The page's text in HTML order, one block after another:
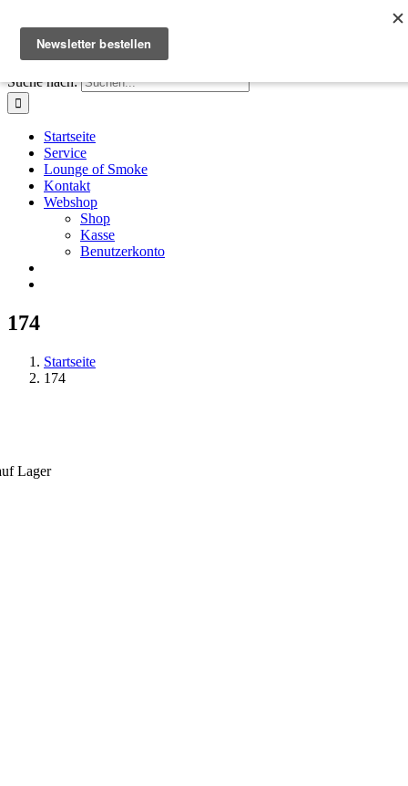
FacebookInstagramXE-Mail
+41 61 411 28 66|info@houseofsmoke.ch
Suche nach:
Startseite
Service
Lounge of Smoke
Kontakt
Webshop
Shop
Kasse
Benutzerkonto
174
Startseite
174
Lager